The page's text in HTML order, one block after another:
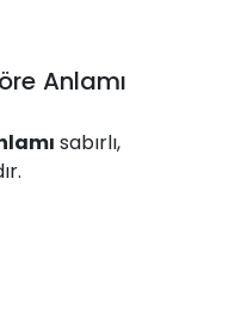
Anlamı
sabırlı,